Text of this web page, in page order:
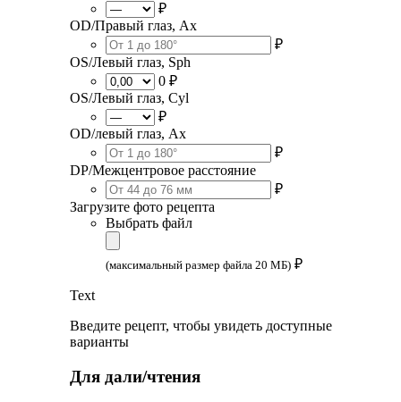
₽
OD/Правый глаз, Ax
₽
OS/Левый глаз, Sph
0 ₽
OS/Левый глаз, Cyl
₽
OD/левый глаз, Ax
₽
DP/Межцентровое расстояние
₽
Загрузите фото рецепта
Выбрать файл
(максимальный размер файла 20 МБ) ₽
Text
Введите рецепт, чтобы увидеть доступные
варианты
Для дали/чтения